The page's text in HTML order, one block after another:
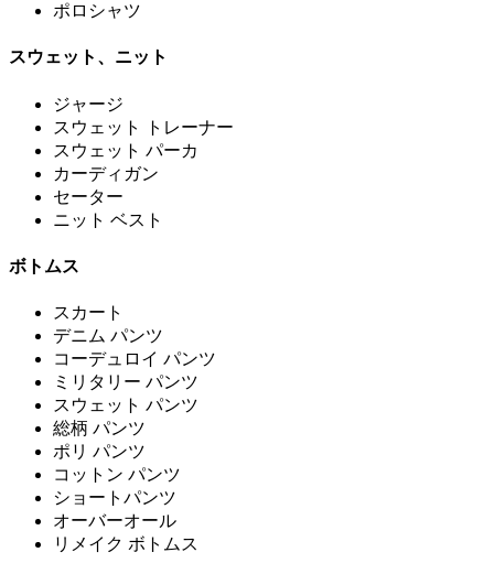
ポロシャツ
スウェット、ニット
ジャージ
スウェット トレーナー
スウェット パーカ
カーディガン
セーター
ニット ベスト
ボトムス
スカート
デニム パンツ
コーデュロイ パンツ
ミリタリー パンツ
スウェット パンツ
総柄 パンツ
ポリ パンツ
コットン パンツ
ショートパンツ
オーバーオール
リメイク ボトムス